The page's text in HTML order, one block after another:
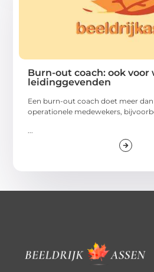
Burn-out coach: ook voor
leidinggevenden
Een burn-out coach doet meer
operationele medewekers,
...